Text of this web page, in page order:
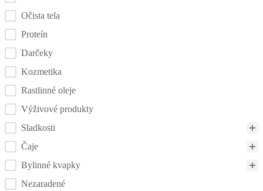
Očista tela
Proteín
Darčeky
Kozmetika
Rastlinné oleje
Výživové produkty
Sladkosti
Čaje
Bylinné kvapky
Nezaradené